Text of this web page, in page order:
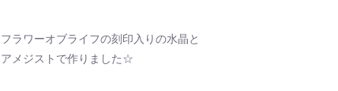
フラワーオブライフの刻印入りの水晶と
アメジストで作りました☆